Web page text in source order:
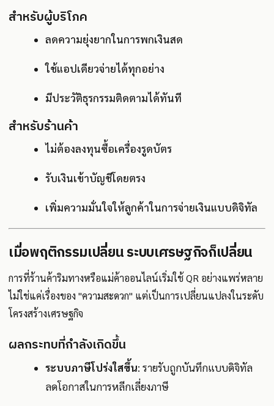
สำหรับผู้บริโภค
ลดความยุ่งยากในการพกเงินสด
ใช้แอปเดียวจ่ายได้ทุกอย่าง
มีประวัติธุรกรรมติดตามได้ทันที
สำหรับร้านค้า
ไม่ต้องลงทุนซื้อเครื่องรูดบัตร
รับเงินเข้าบัญชีโดยตรง
เพิ่มความมั่นใจให้ลูกค้าในการจ่ายเงินแบบดิจิทัล
เมื่อพฤติกรรมเปลี่ยน ระบบเศรษฐกิจก็เปลี่ยน
การที่ร้านค้าริมทางหรือแม่ค้าออนไลน์เริ่มใช้ QR อย่างแพร่หลาย
ไม่ใช่แค่เรื่องของ "ความสะดวก" แต่เป็นการเปลี่ยนแปลงในระดับ
โครงสร้างเศรษฐกิจ
ผลกระทบที่กำลังเกิดขึ้น
ระบบภาษีโปร่งใสขึ้น: รายรับถูกบันทึกแบบดิจิทัล
ลดโอกาสในการหลีกเลี่ยงภาษี